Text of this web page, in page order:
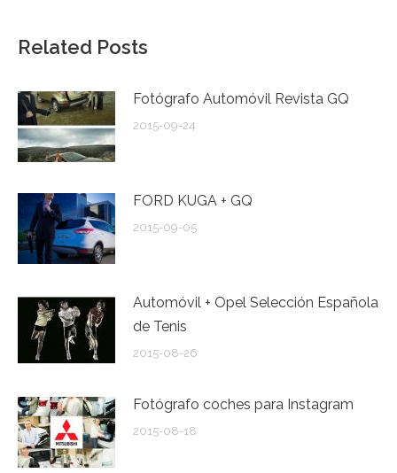
Related Posts
Fotógrafo Automóvil Revista GQ
2015-09-24
FORD KUGA + GQ
2015-09-05
Automóvil + Opel Selección Española
de Tenis
2015-08-26
Fotógrafo coches para Instagram
2015-08-18